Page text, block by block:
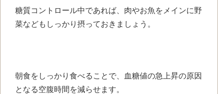
糖質コントロール中であれば、肉やお魚をメインに野
菜などもしっかり摂っておきましょう。
朝食をしっかり食べることで、血糖値の急上昇の原因
となる空腹時間を減らせます。